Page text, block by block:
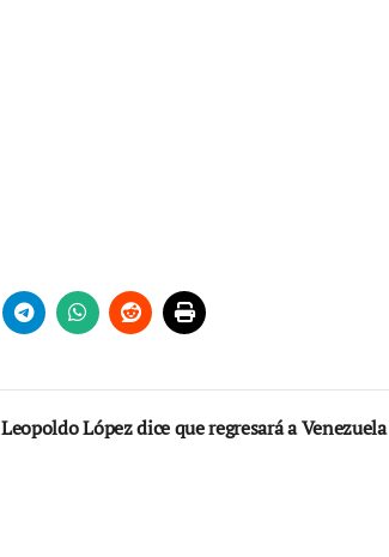
Leopoldo López dice que regresará a Venezuela